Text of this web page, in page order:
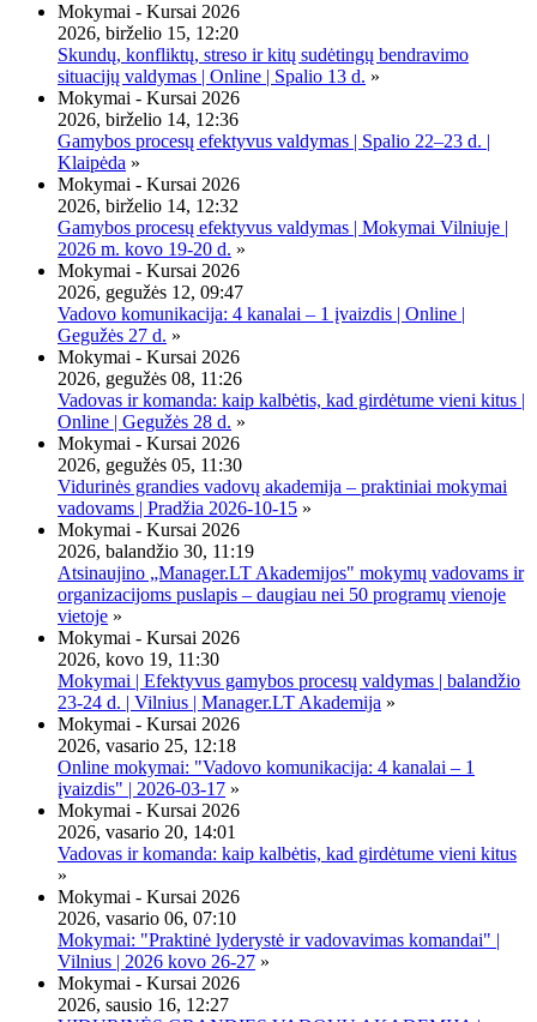
Mokymai - Kursai 2026
2026, birželio 15, 12:20
Skundų, konfliktų, streso ir kitų sudėtingų bendravimo
situacijų valdymas | Online | Spalio 13 d. »
Mokymai - Kursai 2026
2026, birželio 14, 12:36
Gamybos procesų efektyvus valdymas | Spalio 22–23 d. |
Klaipėda »
Mokymai - Kursai 2026
2026, birželio 14, 12:32
Gamybos procesų efektyvus valdymas | Mokymai Vilniuje |
2026 m. kovo 19-20 d. »
Mokymai - Kursai 2026
2026, gegužės 12, 09:47
Vadovo komunikacija: 4 kanalai – 1 įvaizdis | Online |
Gegužės 27 d. »
Mokymai - Kursai 2026
2026, gegužės 08, 11:26
Vadovas ir komanda: kaip kalbėtis, kad girdėtume vieni kitus |
Online | Gegužės 28 d. »
Mokymai - Kursai 2026
2026, gegužės 05, 11:30
Vidurinės grandies vadovų akademija – praktiniai mokymai
vadovams | Pradžia 2026-10-15 »
Mokymai - Kursai 2026
2026, balandžio 30, 11:19
Atsinaujino „Manager.LT Akademijos" mokymų vadovams ir
organizacijoms puslapis – daugiau nei 50 programų vienoje
vietoje »
Mokymai - Kursai 2026
2026, kovo 19, 11:30
Mokymai | Efektyvus gamybos procesų valdymas | balandžio
23-24 d. | Vilnius | Manager.LT Akademija »
Mokymai - Kursai 2026
2026, vasario 25, 12:18
Online mokymai: "Vadovo komunikacija: 4 kanalai – 1
įvaizdis" | 2026-03-17 »
Mokymai - Kursai 2026
2026, vasario 20, 14:01
Vadovas ir komanda: kaip kalbėtis, kad girdėtume vieni kitus
»
Mokymai - Kursai 2026
2026, vasario 06, 07:10
Mokymai: "Praktinė lyderystė ir vadovavimas komandai" |
Vilnius | 2026 kovo 26-27 »
Mokymai - Kursai 2026
2026, sausio 16, 12:27